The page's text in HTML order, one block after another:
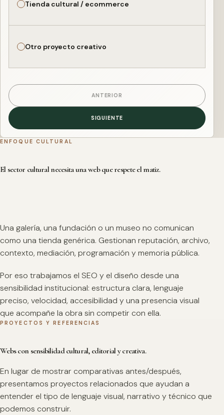
Tienda cultural / ecommerce
Otro proyecto creativo
ANTERIOR
SIGUIENTE
ENFOQUE CULTURAL
El sector cultural necesita una web que respete el matiz.
Una galería, una fundación o un museo no comunican
como una tienda genérica. Gestionan reputación, archivo,
contexto, mediación, programación y memoria pública.
Por eso trabajamos el SEO y el diseño desde una
sensibilidad institucional: estructura clara, lenguaje
preciso, velocidad, accesibilidad y una presencia visual
que acompañe la obra sin competir con ella.
PROYECTOS Y REFERENCIAS
Webs con sensibilidad cultural, editorial y creativa.
En lugar de mostrar comparativas antes/después,
presentamos proyectos relacionados que ayudan a
entender el tipo de lenguaje visual, narrativo y técnico que
podemos construir.